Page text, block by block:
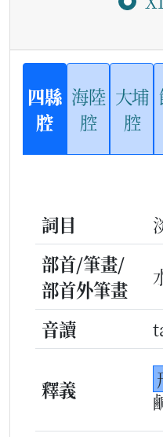
四縣
腔
海陸
腔
大埔
腔
詞目
部首/筆畫/
部首外筆畫
音讀
釋義